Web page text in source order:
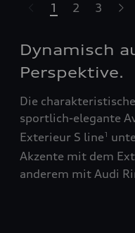
highlights.skipLinkText__
1 2 3
Dynamisch
Perspektive.
Die
sportlich-elegante
Exterieur S line1
Akzente mit dem
anderem mit Audi